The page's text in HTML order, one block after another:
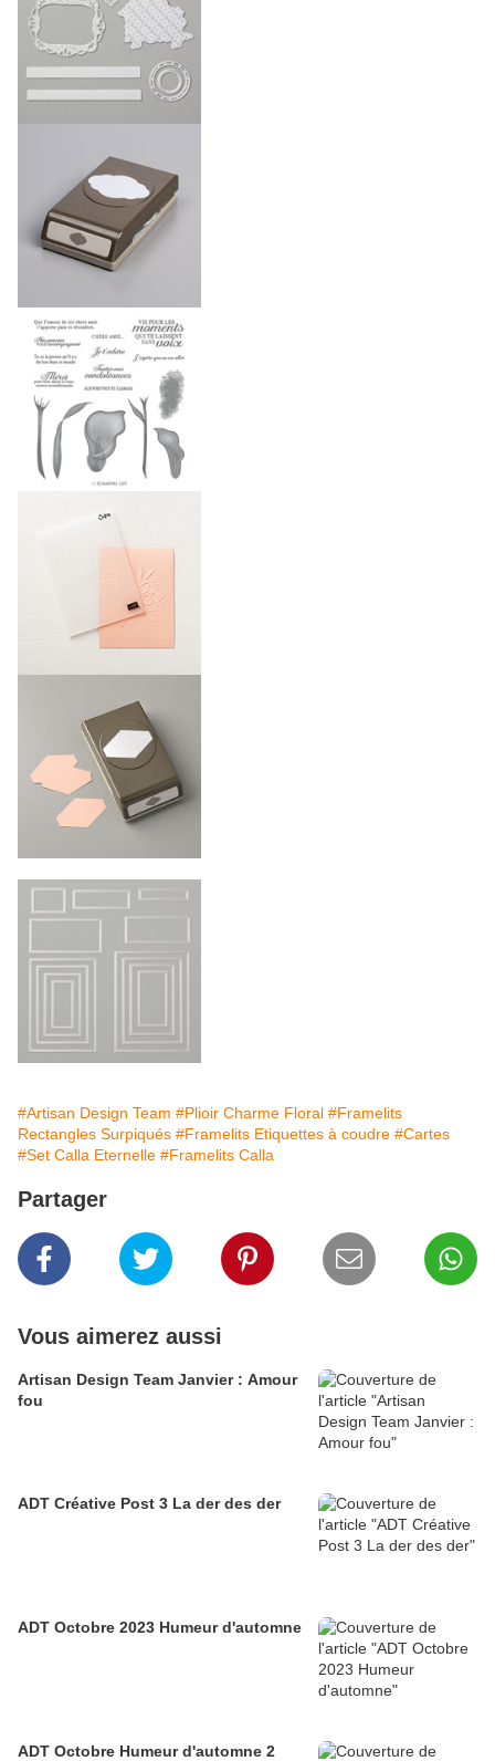
#Artisan Design Team #Plioir Charme Floral #Framelits
Rectangles Surpiqués #Framelits Etiquettes à coudre #Cartes
#Set Calla Eternelle #Framelits Calla
Partager
Vous aimerez aussi
Artisan Design Team Janvier : Amour
fou
ADT Créative Post 3 La der des der
ADT Octobre 2023 Humeur d'automne
ADT Octobre Humeur d'automne 2